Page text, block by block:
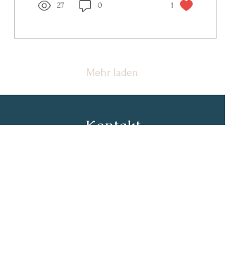
27 0 1
Mehr laden
Kontakt